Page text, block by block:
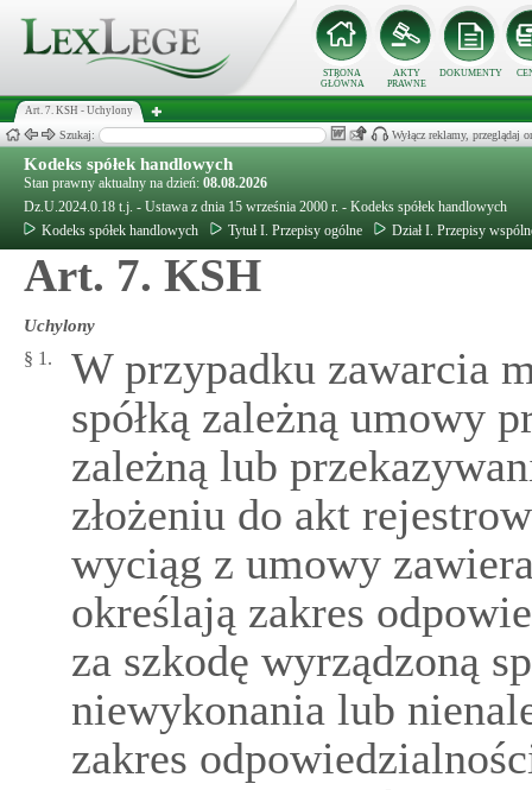
STRONA
GŁÓWNA
AKTY
PRAWNE
DOKUMENTY
Art. 7. KSH - Uchylony
Szukaj: Wyłącz reklamy, przeglądaj
Kodeks spółek handlowych
Stan prawny aktualny na dzień: 08.08.2026
Dz.U.2024.0.18 t.j. - Ustawa z dnia 15 września 2000 r. - Kodeks spółek handlowych
Kodeks spółek handlowych
Tytuł I. Przepisy ogólne Dział I. Przepisy
Art. 7. KSH
Uchylony
§ 1.
W przypadku zawarcia
spółką zależną umowy
zależną lub
złożeniu do akt
wyciąg z umowy
określają zakres
za szkodę wyrządzoną
niewykonania lub
zakres